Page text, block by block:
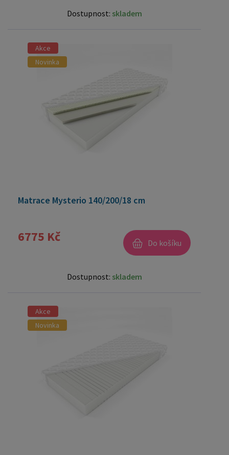
Dostupnost: skladem
Akce
Novinka
Matrace Mysterio 140/200/18 cm
6775 Kč Do košíku
Dostupnost: skladem
Akce
Novinka